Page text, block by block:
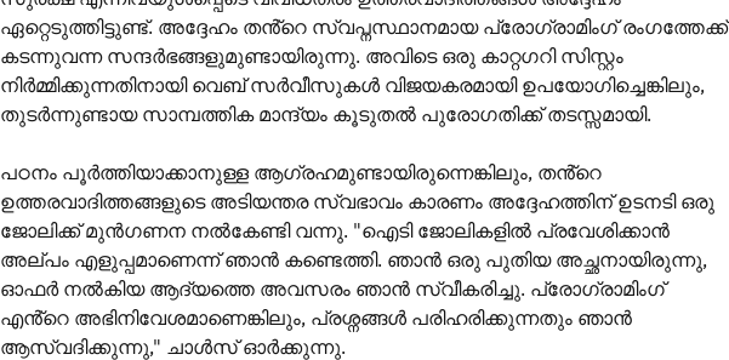
ഏറ്റെടുത്തിട്ടുണ്ട്. അദ്ദേഹം തൻ്റെ സ്വപ്നസ്ഥാനമായ പ്രോഗ്രാമിംഗ് രംഗത്തേക്ക്
കടന്നുവന്ന സന്ദർഭങ്ങളുമുണ്ടായിരുന്നു. അവിടെ ഒരു കാറ്റഗറി സിസ്റ്റം
നിർമ്മിക്കുന്നതിനായി വെബ് സർവീസുകൾ വിജയകരമായി ഉപയോഗിച്ചെങ്കിലും,
തുടർന്നുണ്ടായ സാമ്പത്തിക മാന്ദ്യം കൂടുതൽ പുരോഗതിക്ക് തടസ്സമായി.
പഠനം പൂർത്തിയാക്കാനുള്ള ആഗ്രഹമുണ്ടായിരുന്നെങ്കിലും, തൻ്റെ
ഉത്തരവാദിത്തങ്ങളുടെ അടിയന്തര സ്വഭാവം കാരണം അദ്ദേഹത്തിന് ഉടനടി ഒരു
ജോലിക്ക് മുൻഗണന നൽകേണ്ടി വന്നു. "ഐടി ജോലികളിൽ പ്രവേശിക്കാൻ
അല്പം എളുപ്പമാണെന്ന് ഞാൻ കണ്ടെത്തി. ഞാൻ ഒരു പുതിയ അച്ഛനായിരുന്നു,
ഓഫർ നൽകിയ ആദ്യത്തെ അവസരം ഞാൻ സ്വീകരിച്ചു. പ്രോഗ്രാമിംഗ്
എൻ്റെ അഭിനിവേശമാണെങ്കിലും, പ്രശ്നങ്ങൾ പരിഹരിക്കുന്നതും ഞാൻ
ആസ്വദിക്കുന്നു," ചാൾസ് ഓർക്കുന്നു.